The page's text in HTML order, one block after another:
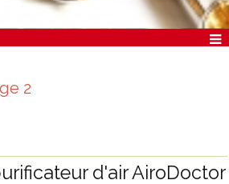
2
d'air AiroDoctor